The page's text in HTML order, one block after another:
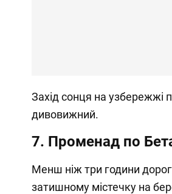
Захід сонця на узбережжі
дивовижний.
7. Променад по
Менш ніж три години
затишному містечку на